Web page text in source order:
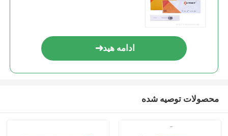
ادامه هید
محصولات توصیه شده